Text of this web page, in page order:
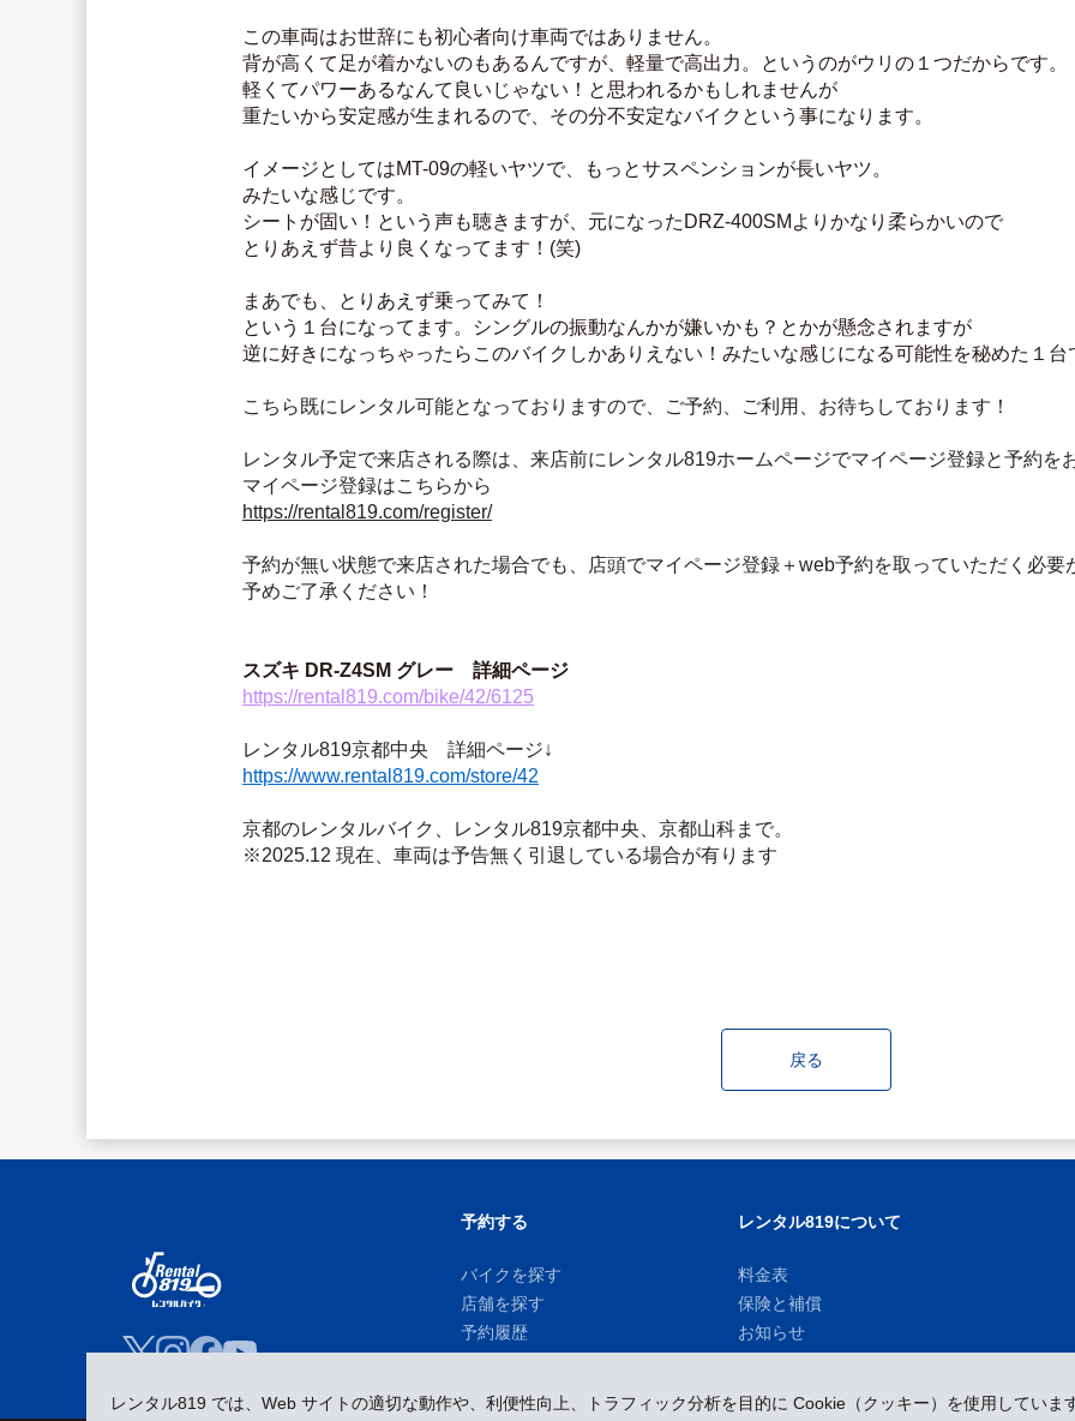
この車両はお世辞にも初心者向け車両ではありません。
背が高くて足が着かないのもあるんですが、軽量で高出力。というのがウリの１つだからです。
軽くてパワーあるなんて良いじゃない！と思われるかもしれませんが
重たいから安定感が生まれるので、その分不安定なバイクという事になります。
イメージとしてはMT-09の軽いヤツで、もっとサスペンションが長いヤツ。
みたいな感じです。
シートが固い！という声も聴きますが、元になったDRZ-400SMよりかなり柔らかいので
とりあえず昔より良くなってます！(笑)
まあでも、とりあえず乗ってみて！
という１台になってます。シングルの振動なんかが嫌いかも？とかが懸念されますが
逆に好きになっちゃったらこのバイクしかありえない！みたいな感じになる可能性を秘めた１台
こちら既にレンタル可能となっておりますので、ご予約、ご利用、お待ちしております！
レンタル予定で来店される際は、来店前にレンタル819ホームページでマイページ登録と予約を
マイページ登録はこちらから
https://rental819.com/register/
予約が無い状態で来店された場合でも、店頭でマイページ登録＋web予約を取っていただく必要
予めご了承ください！
スズキ DR-Z4SM グレー　詳細ページ
https://rental819.com/bike/42/6125
レンタル819京都中央　詳細ページ↓
https://www.rental819.com/store/42
京都のレンタルバイク、レンタル819京都中央、京都山科まで。
※2025.12 現在、車両は予告無く引退している場合が有ります
戻る
レンタル819 では、Web サイトの適切な動作や、利便性向上、トラフィック分析を目的に Cookie（クッキー）を使用していま
予約する
バイクを探す
店舗を探す
予約履歴
レンタル819について
料金表
保険と補償
お知らせ